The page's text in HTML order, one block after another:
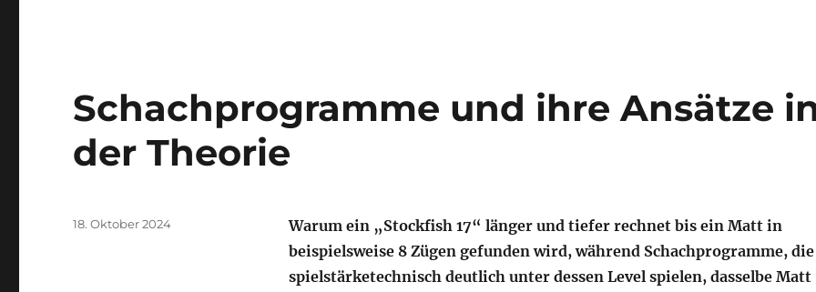
Schachprogramme und ihre Ansätze
der Theorie
Warum ein „Stockfish 17“ länger und tiefer rechnet bis ein Matt in
beispielsweise 8 Zügen gefunden wird, während Schachprogramme, die
spielstärketechnisch deutlich unter dessen Level spielen, dasselbe Matt
Veröffentlicht
18. Oktober 2024